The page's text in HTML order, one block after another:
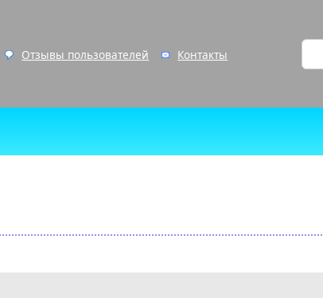
Отзывы пользователей Контакты